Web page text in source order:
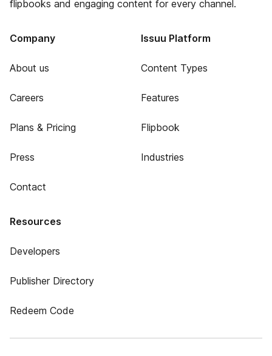
flipbooks and engaging content for every channel.
Company
About us
Careers
Plans & Pricing
Press
Contact
Issuu Platform
Content Types
Features
Flipbook
Industries
Resources
Developers
Publisher Directory
Redeem Code